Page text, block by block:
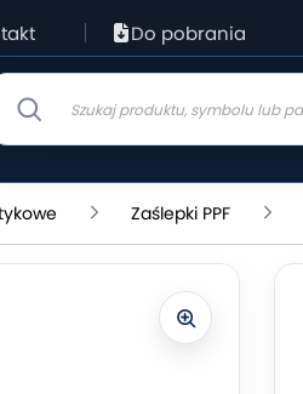
Do pobrania
Zaślepki PPF